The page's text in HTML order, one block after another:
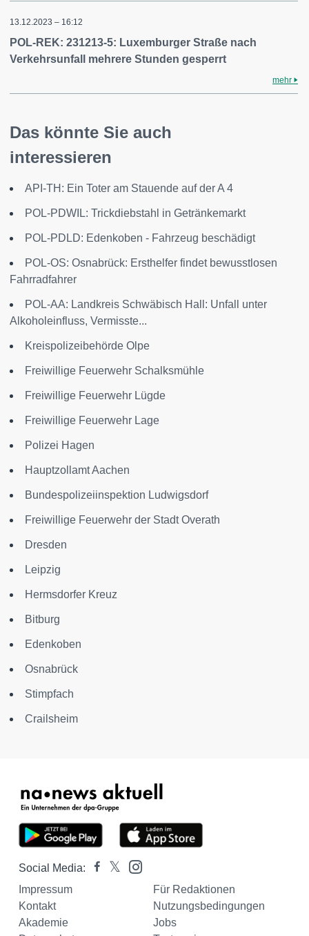
13.12.2023 – 16:12
POL-REK: 231213-5: Luxemburger Straße nach
Verkehrsunfall mehrere Stunden gesperrt
mehr
Das könnte Sie auch
interessieren
API-TH: Ein Toter am Stauende auf der A 4
POL-PDWIL: Trickdiebstahl in Getränkemarkt
POL-PDLD: Edenkoben - Fahrzeug beschädigt
POL-OS: Osnabrück: Ersthelfer findet bewusstlosen
Fahrradfahrer
POL-AA: Landkreis Schwäbisch Hall: Unfall unter
Alkoholeinfluss, Vermisste...
Kreispolizeibehörde Olpe
Freiwillige Feuerwehr Schalksmühle
Freiwillige Feuerwehr Lügde
Freiwillige Feuerwehr Lage
Polizei Hagen
Hauptzollamt Aachen
Bundespolizeiinspektion Ludwigsdorf
Freiwillige Feuerwehr der Stadt Overath
Dresden
Leipzig
Hermsdorfer Kreuz
Bitburg
Edenkoben
Osnabrück
Stimpfach
Crailsheim
Social Media:
Impressum
Für Redaktionen
Kontakt
Nutzungsbedingungen
Akademie
Jobs